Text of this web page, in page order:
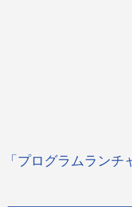
「プログラムラン